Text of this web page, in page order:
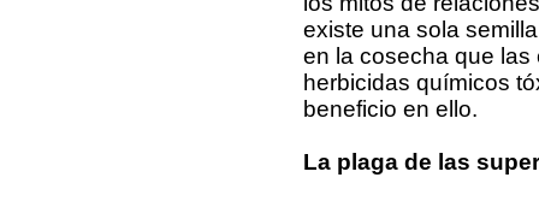
existe una sola
en la cosecha que
herbicidas químicos
beneficio en ello.
La plaga de las